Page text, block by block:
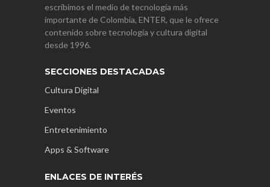
escribimos el medio de tecnología más
importante de Colombia, ENTER, que le ofrece
contenido sobre tecnología y cultura digital
desde 1996.
SECCIONES DESTACADAS
Cultura Digital
Eventos
Entretenimiento
Apps & Software
ENLACES DE INTERÉS